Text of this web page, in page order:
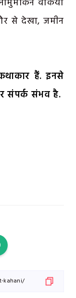
से देखा, जमीन
हैं.इनसे
संपर्क संभव है.